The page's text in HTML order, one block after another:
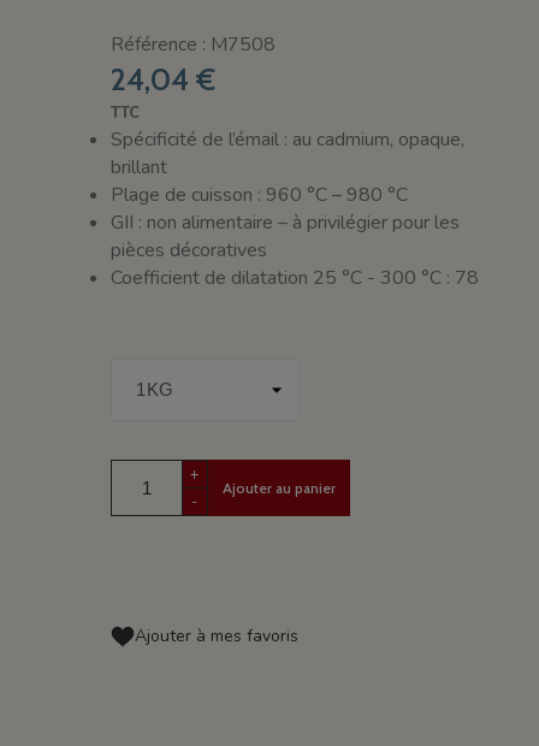
Référence : M7508
24,04 €
TTC
Spécificité de l’émail : au cadmium, opaque,
brillant
Plage de cuisson : 960 °C – 980 °C
GII : non alimentaire – à privilégier pour les
pièces décoratives
Coefficient de dilatation 25 °C - 300 °C : 78
+
-
Ajouter au panier
Ajouter à mes favoris